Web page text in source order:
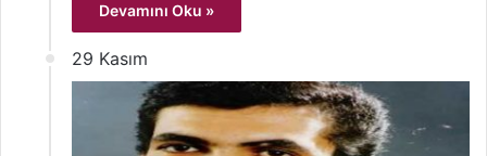
Devamını Oku »
29 Kasım